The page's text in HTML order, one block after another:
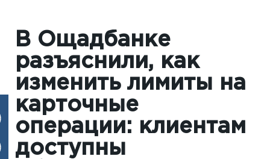
В Ощадбанке
разъяснили, как
изменить лимиты на
карточные
операции: клиентам
доступны